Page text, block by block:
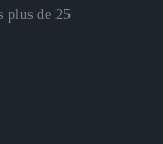
plus de 25